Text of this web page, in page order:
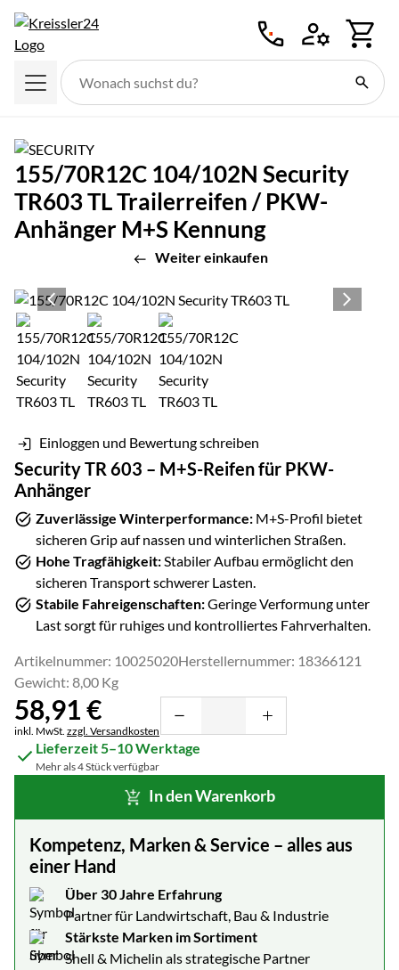
155/70R12C 104/102N Security
TR603 TL Trailerreifen / PKW-
Anhänger M+S Kennung
Weiter einkaufen
Produktgalerie
Zur Kaufbox springen
Einloggen und Bewertung schreiben
Security TR 603 – M+S-Reifen für PKW-
Anhänger
Zuverlässige Winterperformance: M+S-Profil bietet
sicheren Grip auf nassen und winterlichen Straßen.
Hohe Tragfähigkeit:Stabiler Aufbau ermöglicht den
sicheren Transport schwerer Lasten.
Stabile Fahreigenschaften:Geringe Verformung unter
Last sorgt für ruhiges und kontrolliertes Fahrverhalten.
Artikelnummer: 10025020Herstellernummer: 18366121
Gewicht: 8,00 Kg
58,91€
Steuerhinweis:
inkl. MwSt. zzgl. Versandkosten
Lieferzeit 5–10 Werktage
Mehr als 4 Stück verfügbar
In den Warenkorb
Kompetenz, Marken & Service – alles aus
einer Hand
Über 30 Jahre Erfahrung
Partner für Landwirtschaft, Bau & Industrie
Stärkste Marken im Sortiment
Shell & Michelin als strategische Partner